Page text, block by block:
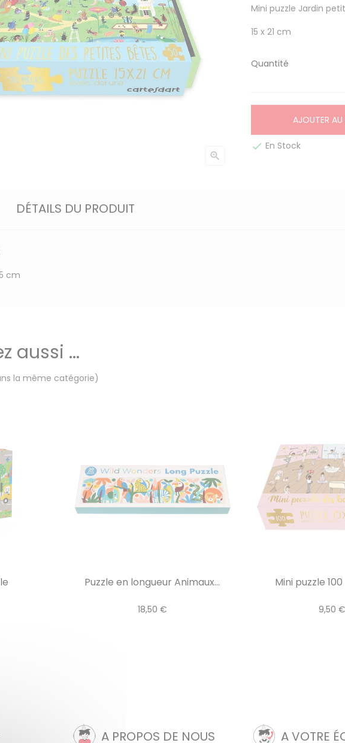

Mini puzzle Jardin
15 x 21 cm
Quantité
AJOUTER AU
 En Stock
DÉTAILS DU PRODUIT
cm
aussi ...
la même catégorie)
Puzzle en longueur Animaux...
18,50 €
Mini puzzle
9,50 €
A PROPOS DE NOUS A VOTRE